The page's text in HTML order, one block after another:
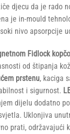
djecu da je rado
je in-mould
nivo apsorpcije
Fidlock
od štipanja
prstenu, kaciga
i sigurnost.
dijelu dodatno
Uklonjiva
prati, održavajući